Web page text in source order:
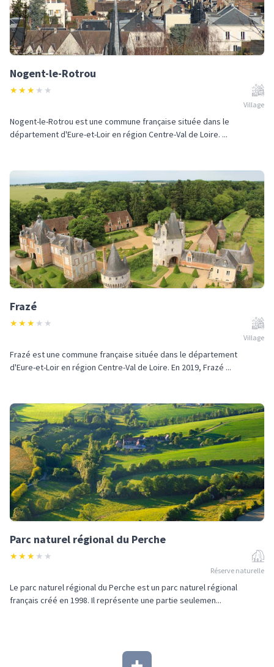
Nogent-le-Rotrou
★★★ ★ ★
Village
Nogent-le-Rotrou est une commune française située dans le
département d'Eure-et-Loir en région Centre-Val de Loire. ...
Frazé
★★★ ★ ★
Village
Frazé est une commune française située dans le département
d'Eure-et-Loir en région Centre-Val de Loire. En 2019, Frazé ...
Parc naturel régional du Perche
★★★ ★ ★
Réserve naturelle
Le parc naturel régional du Perche est un parc naturel régional
français créé en 1998. Il représente une partie seulemen...